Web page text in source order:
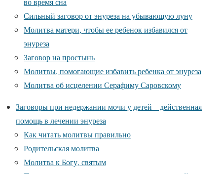
Сильный заговор от энуреза на убывающую луну
Молитва матери, чтобы ее ребенок избавился от
энуреза
Заговор на простынь
Молитвы, помогающие избавить ребенка от энуреза
Молитва об исцелении Серафиму Саровскому
Заговоры при недержании мочи у детей – действенная
помощь в лечении энуреза
Как читать молитвы правильно
Родительская молитва
Молитва к Богу, святым